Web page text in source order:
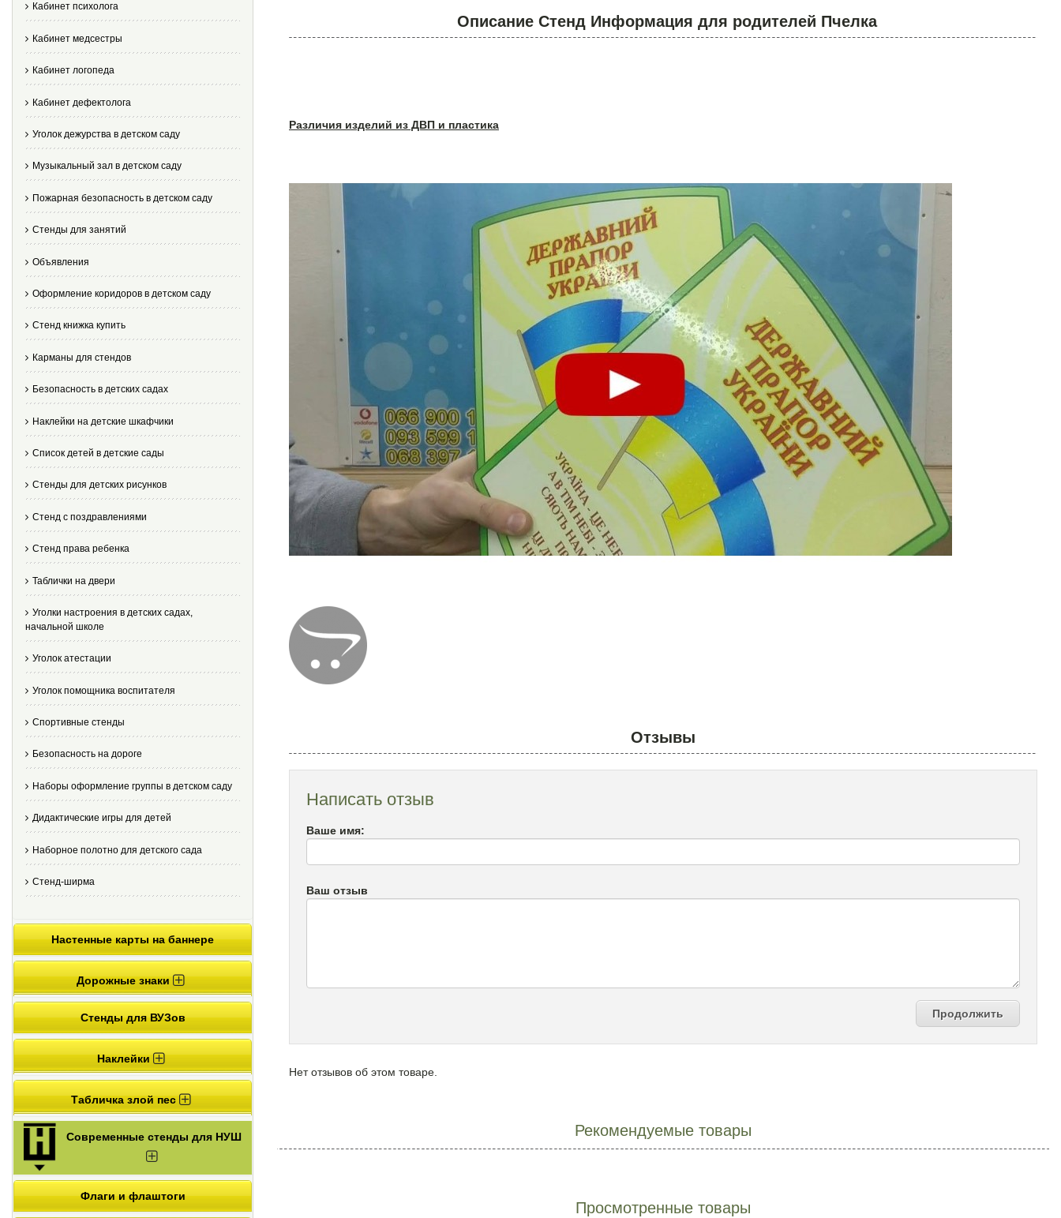
Кабинет психолога
Кабинет медсестры
Кабинет логопеда
Кабинет дефектолога
Уголок дежурства в детском саду
Музыкальный зал в детском саду
Пожарная безопасность в детском саду
Стенды для занятий
Объявления
Оформление коридоров в детском саду
Стенд книжка купить
Карманы для стендов
Безопасность в детских садах
Наклейки на детские шкафчики
Список детей в детские сады
Стенды для детских рисунков
Стенд с поздравлениями
Стенд права ребенка
Таблички на двери
Уголки настроения в детских садах,
начальной школе
Уголок атестации
Уголок помощника воспитателя
Спортивные стенды
Безопасность на дороге
Наборы оформление группы в детском саду
Дидактические игры для детей
Наборное полотно для детского сада
Стенд-ширма
Настенные карты на баннере
Дорожные знаки
Стенды для ВУЗов
Наклейки
Табличка злой пес
Современные стенды для НУШ
Флаги и флаштоги
Описание Стенд Информация для родителей Пчелка
Различия изделий из ДВП и пластика
Отзывы
Написать отзыв
Ваше имя:
Ваш отзыв
Продолжить
Нет отзывов об этом товаре.
Рекомендуемые товары
Просмотренные товары